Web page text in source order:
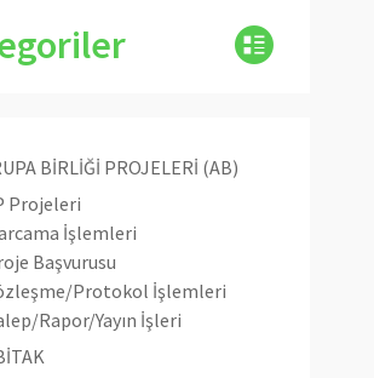
BİRLİĞİ PROJELERİ (AB)
Projeleri
İşlemleri
Başvurusu
Protokol İşlemleri
Rapor/Yayın İşleri